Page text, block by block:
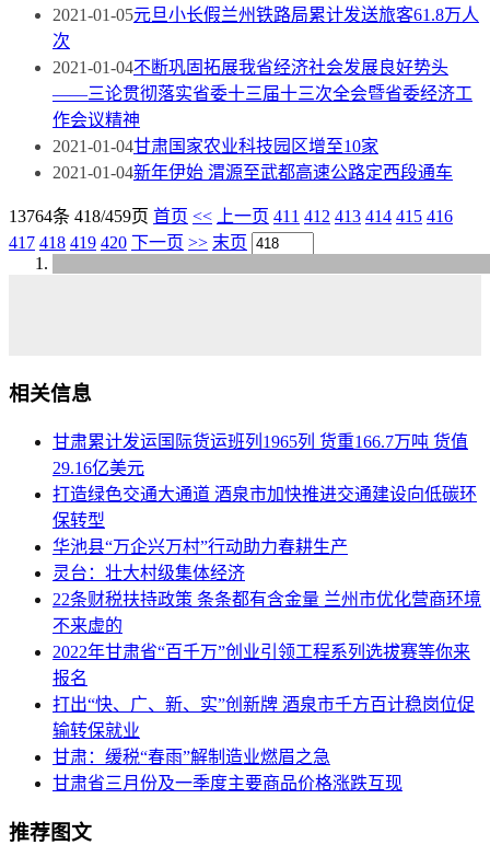
2021-01-05元旦小长假兰州铁路局累计发送旅客61.8万人
次
2021-01-04不断巩固拓展我省经济社会发展良好势头
——三论贯彻落实省委十三届十三次全会暨省委经济工
作会议精神
2021-01-04甘肃国家农业科技园区增至10家
2021-01-04新年伊始 渭源至武都高速公路定西段通车
13764条 418/459页 首页 << 上一页 411 412 413 414 415 416
417 418 419 420 下一页 >> 末页
相关信息
甘肃累计发运国际货运班列1965列 货重166.7万吨 货值
29.16亿美元
打造绿色交通大通道 酒泉市加快推进交通建设向低碳环
保转型
华池县“万企兴万村”行动助力春耕生产
灵台：壮大村级集体经济
22条财税扶持政策 条条都有含金量 兰州市优化营商环境
不来虚的
2022年甘肃省“百千万”创业引领工程系列选拔赛等你来
报名
打出“快、广、新、实”创新牌 酒泉市千方百计稳岗位促
输转保就业
甘肃：缓税“春雨”解制造业燃眉之急
甘肃省三月份及一季度主要商品价格涨跌互现
推荐图文